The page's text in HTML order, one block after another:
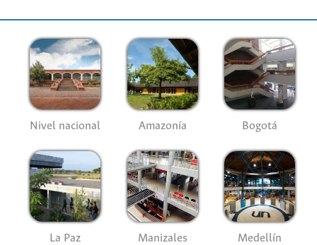
Nivel nacional Amazonía Bogotá
La Paz Manizales Medellín